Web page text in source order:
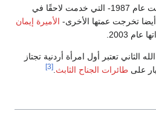
وتخرجت عام 1987- التي خدمت لاحقًا في
.أيضا تخرجت عمتها الأخرى- الأميرة إيمان
2003.
الثاني تعتبر أول امرأة أردنية تجتاز
على طائرات الجناح الثابث [3]